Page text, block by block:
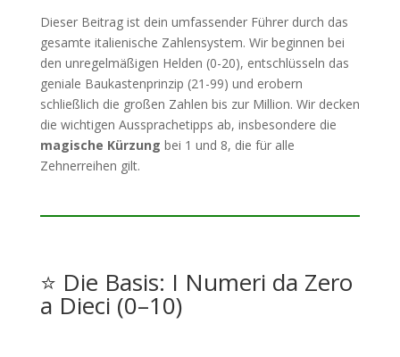
Dieser Beitrag ist dein umfassender Führer durch das
gesamte italienische Zahlensystem. Wir beginnen bei
den unregelmäßigen Helden (0-20), entschlüsseln das
geniale Baukastenprinzip (21-99) und erobern
schließlich die großen Zahlen bis zur Million. Wir decken
die wichtigen Aussprachetipps ab, insbesondere die
magische Kürzung bei 1 und 8, die für alle
Zehnerreihen gilt.
⭐ Die Basis: I Numeri da Zero
a Dieci (0–10)